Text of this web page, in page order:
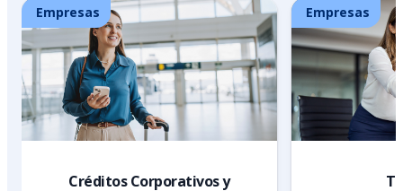
Empresas
Créditos Corporativos y
Empresas